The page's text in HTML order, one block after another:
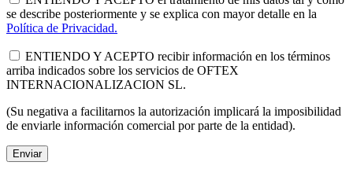
se describe posteriormente y se explica con mayor detalle en la
Política de Privacidad.
ENTIENDO Y ACEPTO recibir información en los términos
arriba indicados sobre los servicios de OFTEX
INTERNACIONALIZACION SL.
(Su negativa a facilitarnos la autorización implicará la imposibilidad
de enviarle información comercial por parte de la entidad).